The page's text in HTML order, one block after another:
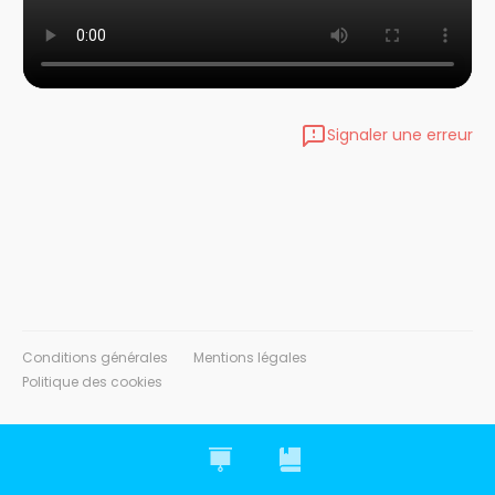
Signaler une erreur
Conditions générales
Mentions légales
Politique des cookies